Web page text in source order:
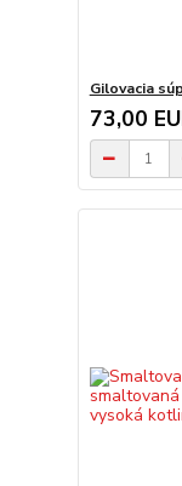
Gilovacia
73,00